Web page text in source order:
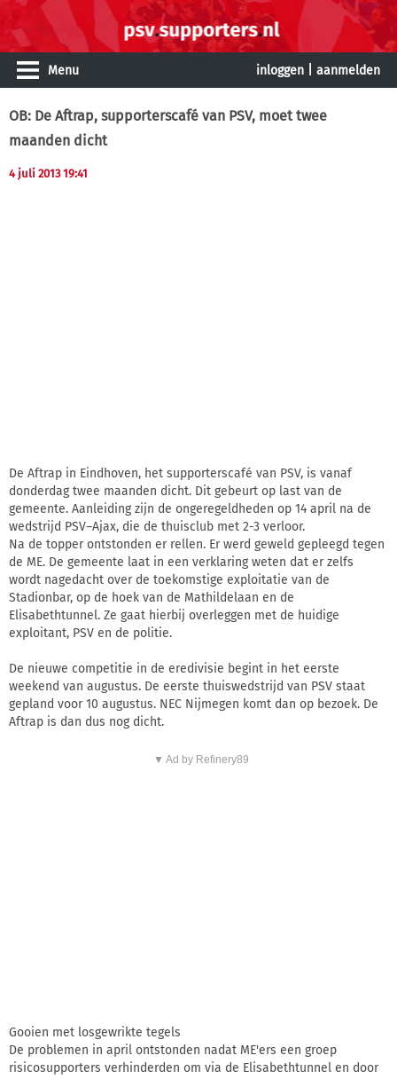
Menu inloggen aanmelden
OB: De Aftrap, supporterscafé van PSV, moet twee
maanden dicht
4 juli 2013 19:41
De Aftrap in Eindhoven, het supporterscafé van PSV, is vanaf
donderdag twee maanden dicht. Dit gebeurt op last van de
gemeente. Aanleiding zijn de ongeregeldheden op 14 april na de
wedstrijd PSV–Ajax, die de thuisclub met 2-3 verloor.
Na de topper ontstonden er rellen. Er werd geweld gepleegd tegen
de ME. De gemeente laat in een verklaring weten dat er zelfs
wordt nagedacht over de toekomstige exploitatie van de
Stadionbar, op de hoek van de Mathildelaan en de
Elisabethtunnel. Ze gaat hierbij overleggen met de huidige
exploitant, PSV en de politie.
De nieuwe competitie in de eredivisie begint in het eerste
weekend van augustus. De eerste thuiswedstrijd van PSV staat
gepland voor 10 augustus. NEC Nijmegen komt dan op bezoek. De
Aftrap is dan dus nog dicht.
▼ Ad by Refinery89
Gooien met losgewrikte tegels
De problemen in april ontstonden nadat ME'ers een groep
risicosupporters verhinderden om via de Elisabethtunnel en door